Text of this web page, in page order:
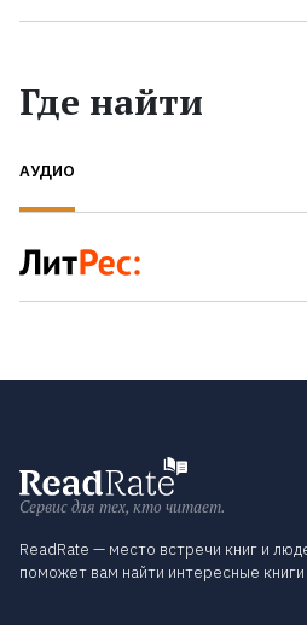
Где найти
АУДИО
Сервис для тех, кто читает.
ReadRate — место встречи книг и
поможет вам найти интересные книги